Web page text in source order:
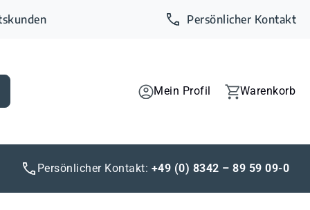
Persönlicher Kontakt
Mein Profil Warenkorb
Persönlicher Kontakt: +49 (0) 8342 – 89 59 09-0